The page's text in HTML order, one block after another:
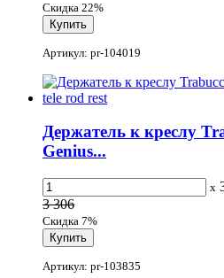
Скидка 22%
Артикул: pr-104019
Держатель к креслу
Genius...
x
3 306
Скидка 7%
Артикул: pr-103835